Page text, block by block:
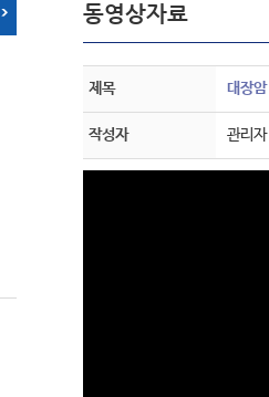
동영상자료
제목 대장
작성자 관리자